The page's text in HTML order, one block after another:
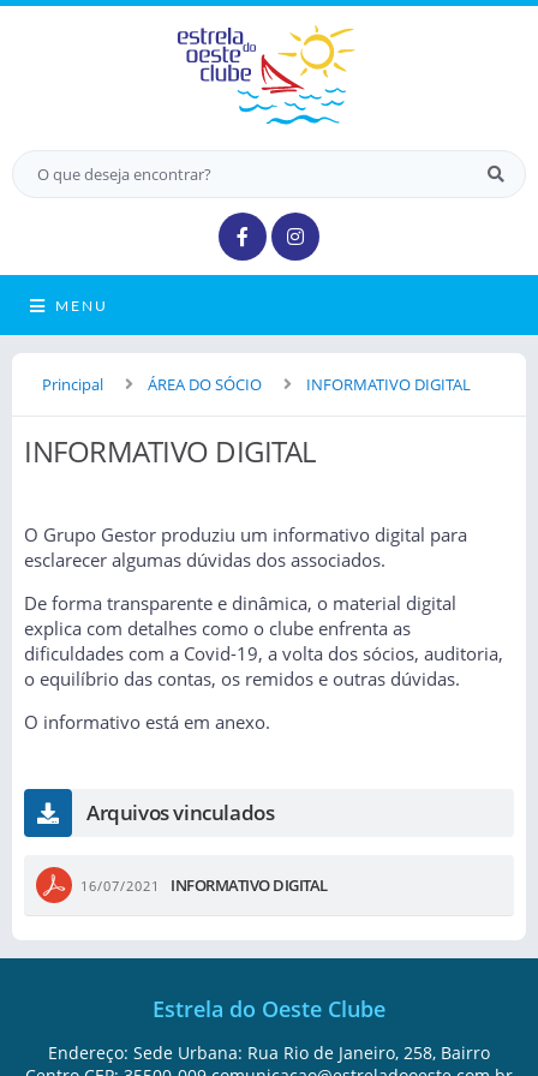
MENU
Principal ÁREA DO SÓCIO INFORMATIVO DIGITAL
INFORMATIVO DIGITAL
O Grupo Gestor produziu um informativo digital para
esclarecer algumas dúvidas dos associados.
De forma transparente e dinâmica, o material digital
explica com detalhes como o clube enfrenta as
dificuldades com a Covid-19, a volta dos sócios, auditoria,
o equilíbrio das contas, os remidos e outras dúvidas.
O informativo está em anexo.
Arquivos vinculados
16/07/2021 INFORMATIVO DIGITAL
Estrela do Oeste Clube
Endereço: Sede Urbana: Rua Rio de Janeiro, 258, Bairro